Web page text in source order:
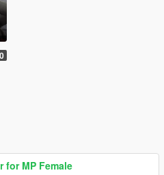
for MP Female